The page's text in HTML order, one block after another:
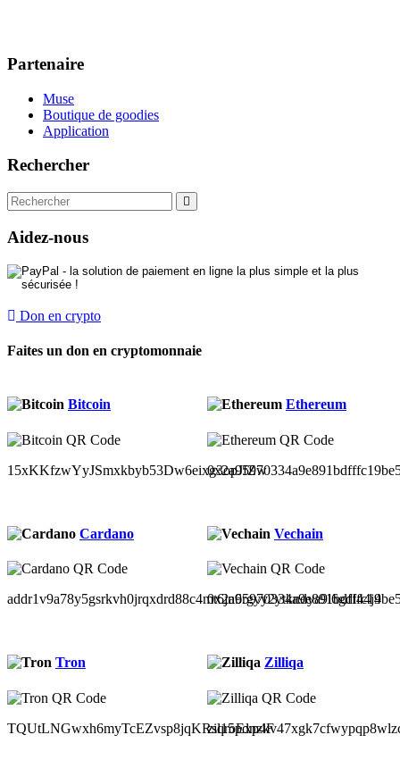
Partenaire
Muse
Boutique de goodies
Application
Rechercher
Aidez-nous
Don en crypto
Faites un don en cryptomonnaie
Bitcoin
15xKKfzwYyJSmxkbyb53Dw6eixg3opJfZw
Ethereum
Cardano
addr1v9a78y5gsrkvh0jrqxdrd88c4mt6jn6rgyy2ytkndya9l6gdl44j4
Vechain
Tron
TQUtLNGwxh6myTcEZvsp8jqKRsqroExp4F
Zilliqa